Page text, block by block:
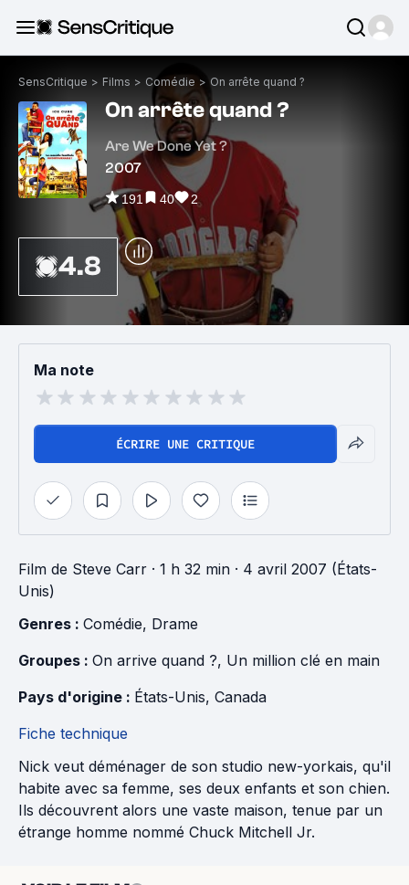
SensCritique > Films > Comédie > On arrête quand ?
On arrête quand ?
Are We Done Yet ?
2007
191 40 2
4.8
Ma note
ÉCRIRE UNE CRITIQUE
Film de Steve Carr · 1 h 32 min · 4 avril 2007 (États-
Unis)
Genres : Comédie, Drame
Groupes : On arrive quand ?, Un million clé en main
Pays d'origine : États-Unis, Canada
Fiche technique
Nick veut déménager de son studio new-yorkais, qu'il
habite avec sa femme, ses deux enfants et son chien.
Ils découvrent alors une vaste maison, tenue par un
étrange homme nommé Chuck Mitchell Jr.